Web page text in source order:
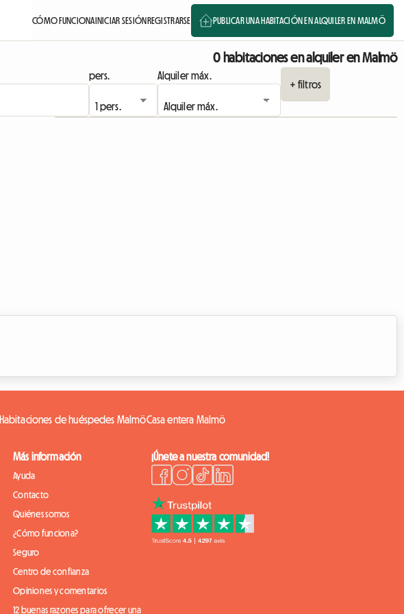
CÓMO FUNCIONAINICIAR SESIÓNREGISTRARSE PUBLICAR UNA HABITACIÓN EN ALQUILER EN MALMÖ
0 habitaciones en alquiler en Malmö
pers.
Alquiler máx.
+ filtros
Habitaciones de huéspedes MalmöCasa entera Malmö
Más información
Ayuda
Contacto
Quiénes somos
¿Cómo funciona?
Seguro
Centro de confianza
Opiniones y comentarios
12 buenas razones para ofrecer una
¡Únete a nuestra comunidad!